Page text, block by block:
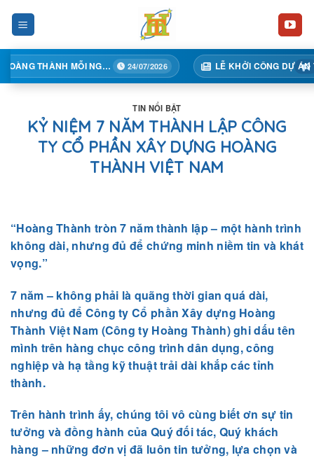
TẠI HOÀNG THÀNH MỖI NGÀY MỘT BƯỚC TIẾN 24/07/2026 LỄ KHỞI CÔNG DỰ ÁN TÒA 02A – TRUNG TÂM THƯƠNG MẠI HỒNG KÔNG, KHÁCH SẠN, CĂN HỘ ĐỂ BÁN VÀ CHO THUÊ 19/06/2026
TIN NỔI BẬT
KỶ NIỆM 7 NĂM THÀNH LẬP CÔNG
TY CỔ PHẦN XÂY DỰNG HOÀNG
THÀNH VIỆT NAM
“Hoàng Thành tròn 7 năm thành lập – một hành trình
không dài, nhưng đủ để chứng minh niềm tin và khát
vọng.”
7 năm – không phải là quãng thời gian quá dài,
nhưng đủ để Công ty Cổ phần Xây dựng Hoàng
Thành Việt Nam (Công ty Hoàng Thành) ghi dấu tên
mình trên hàng chục công trình dân dụng, công
nghiệp và hạ tầng kỹ thuật trải dài khắp các tỉnh
thành.
Trên hành trình ấy,chúng tôi vô cùng biết ơn sự tin
tưởng và đồng hành của Quý đối tác, Quý khách
hàng – những đơn vị đã luôn tin tưởng, lựa chọn và